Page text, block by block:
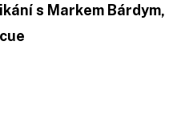
s Markem Bárdym,